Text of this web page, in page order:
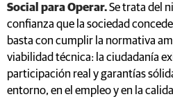
Social para Operar.Se trata del
confianza que la sociedad
basta con cumplir la normativa
viabilidad técnica: la ciudadanía
participación real y garantías
entorno, en el empleo y en la